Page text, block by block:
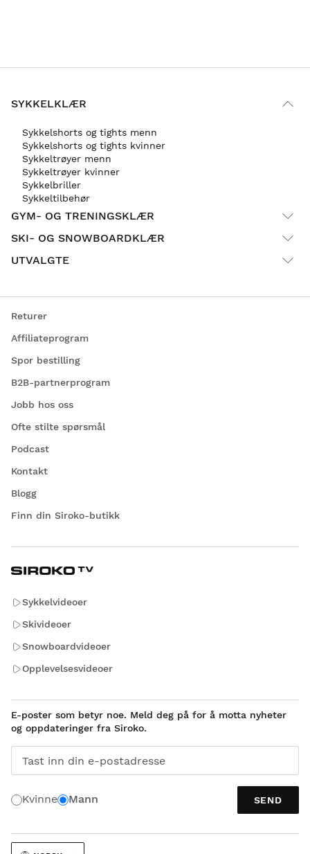
SYKKELKLÆR
Sykkelshorts og tights menn
Sykkelshorts og tights kvinner
Sykkeltrøyer menn
Sykkeltrøyer kvinner
Sykkelbriller
Sykkeltilbehør
GYM- OG TRENINGSKLÆR
SKI- OG SNOWBOARDKLÆR
UTVALGTE
Returer
Affiliateprogram
Spor bestilling
B2B-partnerprogram
Jobb hos oss
Ofte stilte spørsmål
Podcast
Kontakt
Blogg
Finn din Siroko-butikk
Sykkelvideoer
Skivideoer
Snowboardvideoer
Opplevelsesvideoer
E-poster som betyr noe. Meld deg på for å motta nyheter
og oppdateringer fra Siroko.
Tast inn din e-postadresse
Kvinne Mann SEND